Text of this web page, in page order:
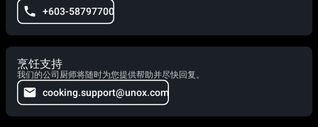
+603-58797700
烹饪支持
我们的公司厨师将随时为您提供帮助并尽快回复。
cooking.support@unox.com